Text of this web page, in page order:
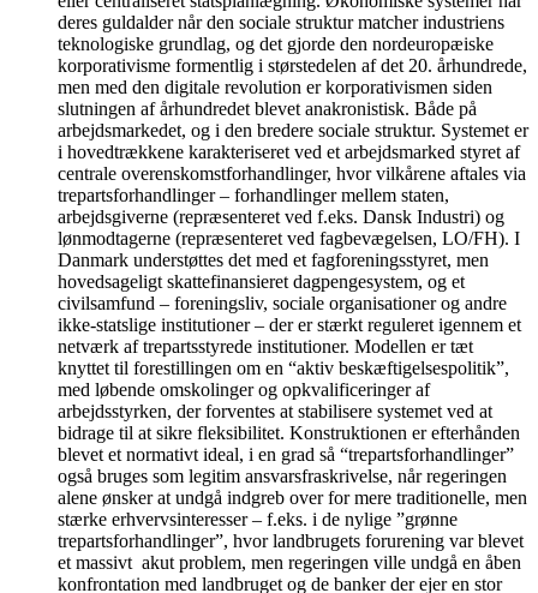
deres guldalder når den sociale struktur matcher industriens
teknologiske grundlag, og det gjorde den nordeuropæiske
korporativisme formentlig i størstedelen af det 20. århundrede,
men med den digitale revolution er korporativismen siden
slutningen af århundredet blevet anakronistisk. Både på
arbejdsmarkedet, og i den bredere sociale struktur. Systemet er
i hovedtrækkene karakteriseret ved et arbejdsmarked styret af
centrale overenskomstforhandlinger, hvor vilkårene aftales via
trepartsforhandlinger – forhandlinger mellem staten,
arbejdsgiverne (repræsenteret ved f.eks. Dansk Industri) og
lønmodtagerne (repræsenteret ved fagbevægelsen, LO/FH). I
Danmark understøttes det med et fagforeningsstyret, men
hovedsageligt skattefinansieret dagpengesystem, og et
civilsamfund – foreningsliv, sociale organisationer og andre
ikke-statslige institutioner – der er stærkt reguleret igennem et
netværk af trepartsstyrede institutioner. Modellen er tæt
knyttet til forestillingen om en “aktiv beskæftigelsespolitik”,
med løbende omskolinger og opkvalificeringer af
arbejdsstyrken, der forventes at stabilisere systemet ved at
bidrage til at sikre fleksibilitet. Konstruktionen er efterhånden
blevet et normativt ideal, i en grad så “trepartsforhandlinger”
også bruges som legitim ansvarsfraskrivelse, når regeringen
alene ønsker at undgå indgreb over for mere traditionelle, men
stærke erhvervsinteresser – f.eks. i de nylige ”grønne
trepartsforhandlinger”, hvor landbrugets forurening var blevet
et massivt akut problem, men regeringen ville undgå en åben
konfrontation med landbruget og de banker der ejer en stor